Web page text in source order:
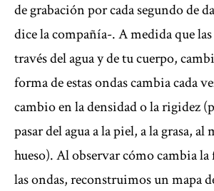
de grabación por cada segundo de
dice la compañía-. A medida que
través del agua y de tu cuerpo,
forma de estas ondas cambia cada
cambio en la densidad o la rigidez
pasar del agua a la piel, a la grasa, al
hueso). Al observar cómo cambia la
las ondas, reconstruimos un mapa